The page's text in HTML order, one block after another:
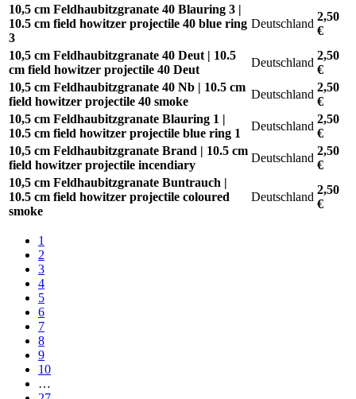
10,5 cm Feldhaubitzgranate 40 Blauring 3 |
10.5 cm field howitzer projectile 40 blue ring
3
Deutschland
2,50
€
10,5 cm Feldhaubitzgranate 40 Deut | 10.5
cm field howitzer projectile 40 Deut
Deutschland
2,50
€
10,5 cm Feldhaubitzgranate 40 Nb | 10.5 cm
field howitzer projectile 40 smoke
Deutschland
2,50
€
10,5 cm Feldhaubitzgranate Blauring 1 |
10.5 cm field howitzer projectile blue ring 1
Deutschland
2,50
€
10,5 cm Feldhaubitzgranate Brand | 10.5 cm
field howitzer projectile incendiary
Deutschland
2,50
€
10,5 cm Feldhaubitzgranate Buntrauch |
10.5 cm field howitzer projectile coloured
smoke
Deutschland
2,50
€
1
2
3
4
5
6
7
8
9
10
…